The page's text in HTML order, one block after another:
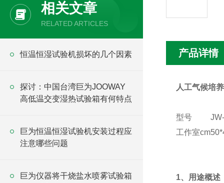
相关文章
RELATED ARTICLES
恒温恒湿试验机损坏的几个因素
探讨：中国台湾巨为JOOWAY
高低温交变湿热试验箱有何特点
巨为恒温恒湿试验机安装过程应
注意哪些问题
巨为仪器将干烧盐水喷雾试验箱
产品详情
人工气候培
型号
工作室cm
1、用途概述